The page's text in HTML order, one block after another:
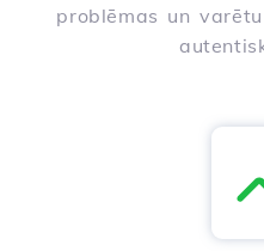
problēmas un